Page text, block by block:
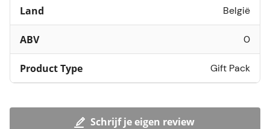
Land België
ABV 0
Product Type Gift Pack
Schrijf je eigen review